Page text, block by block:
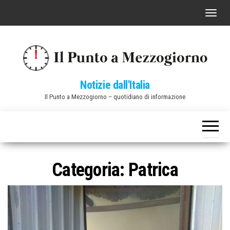
C
a
v
a
z
Notizie dall'Italia
Il Punto a Mezzogiorno – quotidiano di informazione
Categoria: Patrica